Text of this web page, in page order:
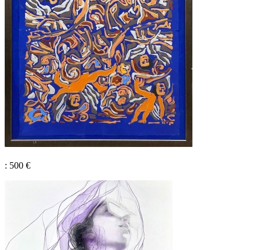
: 500 €